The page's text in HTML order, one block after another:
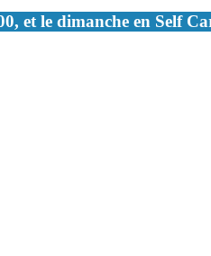
et le dimanche en Self